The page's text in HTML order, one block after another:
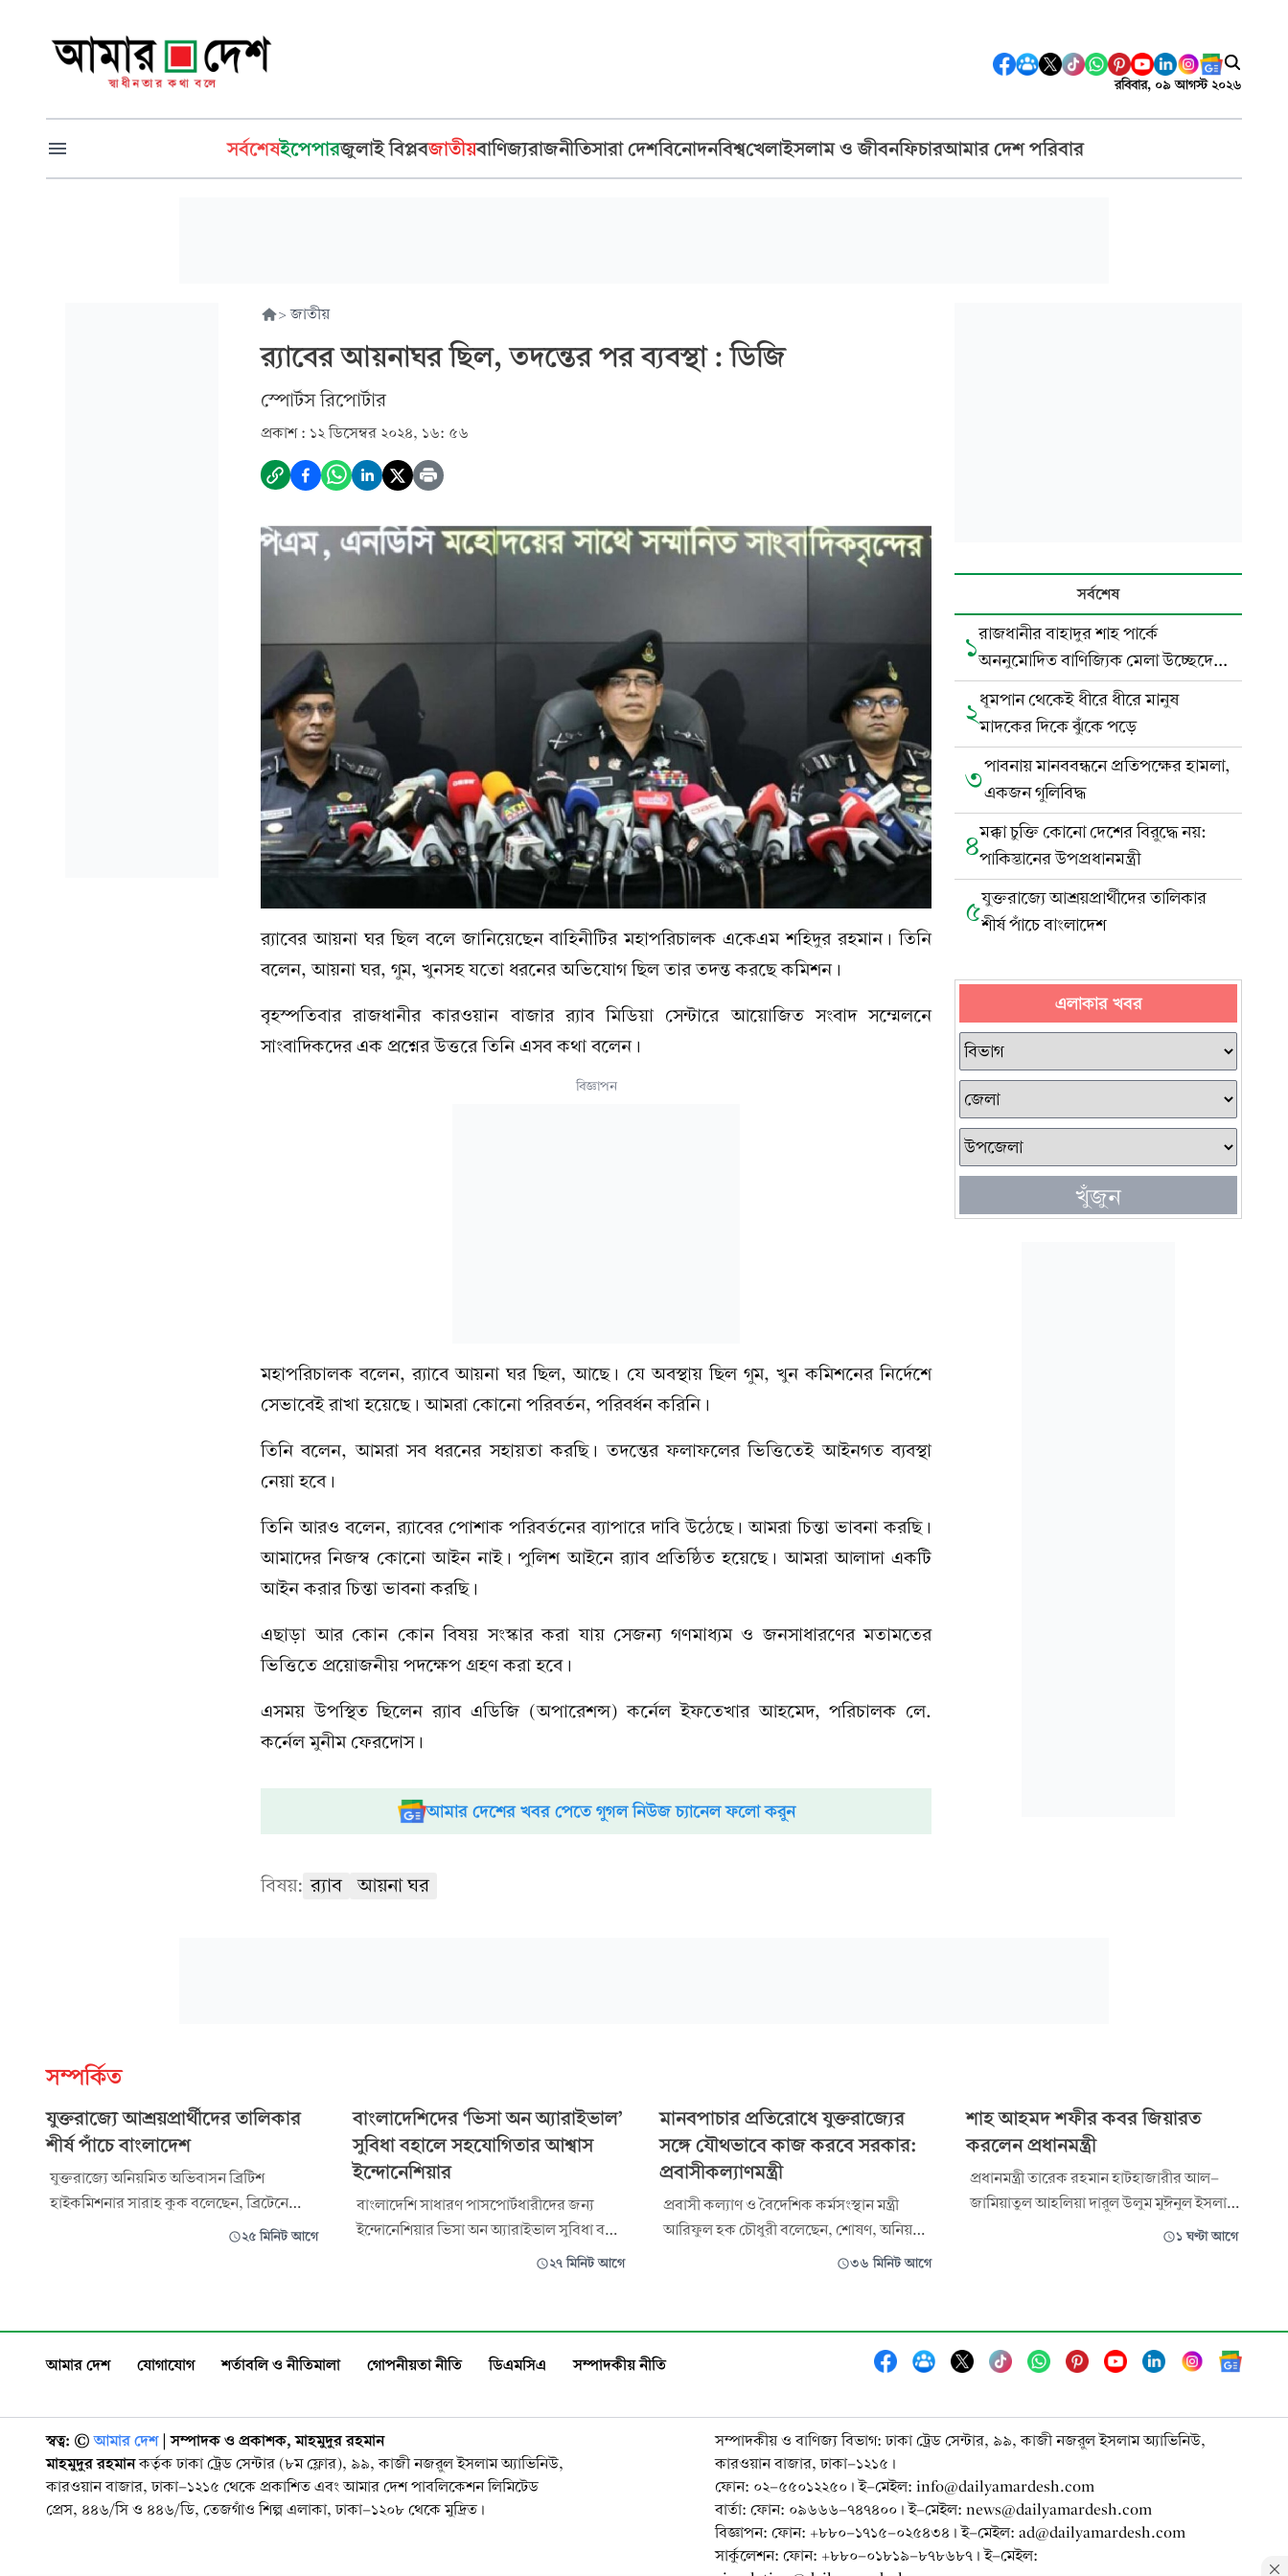
রবিবার, ০৯ আগস্ট ২০২৬
সর্বশেষইপেপারজুলাই বিপ্লবজাতীয়বাণিজ্যরাজনীতিসারা দেশবিনোদনবিশ্বখেলাইসলাম ও জীবনফিচারআমার দেশ পরিবার
> জাতীয়
র‍্যাবের আয়নাঘর ছিল, তদন্তের পর ব্যবস্থা : ডিজি
স্পোর্টস রিপোর্টার
প্রকাশ : ১২ ডিসেম্বর ২০২৪, ১৬: ৫৬
র‍্যাবের আয়না ঘর ছিল বলে জানিয়েছেন বাহিনীটির মহাপরিচালক একেএম শহিদুর রহমান। তিনি
বলেন, আয়না ঘর, গুম, খুনসহ যতো ধরনের অভিযোগ ছিল তার তদন্ত করছে কমিশন।
বৃহস্পতিবার রাজধানীর কারওয়ান বাজার র‍্যাব মিডিয়া সেন্টারে আয়োজিত সংবাদ সম্মেলনে
সাংবাদিকদের এক প্রশ্নের উত্তরে তিনি এসব কথা বলেন।
বিজ্ঞাপন
মহাপরিচালক বলেন, র‍্যাবে আয়না ঘর ছিল, আছে। যে অবস্থায় ছিল গুম, খুন কমিশনের নির্দেশে
সেভাবেই রাখা হয়েছে। আমরা কোনো পরিবর্তন, পরিবর্ধন করিনি।
তিনি বলেন, আমরা সব ধরনের সহায়তা করছি। তদন্তের ফলাফলের ভিত্তিতেই আইনগত ব্যবস্থা
নেয়া হবে।
তিনি আরও বলেন, র‍্যাবের পোশাক পরিবর্তনের ব্যাপারে দাবি উঠেছে। আমরা চিন্তা ভাবনা করছি।
আমাদের নিজস্ব কোনো আইন নাই। পুলিশ আইনে র‍্যাব প্রতিষ্ঠিত হয়েছে। আমরা আলাদা একটি
আইন করার চিন্তা ভাবনা করছি।
এছাড়া আর কোন কোন বিষয় সংস্কার করা যায় সেজন্য গণমাধ্যম ও জনসাধারণের মতামতের
ভিত্তিতে প্রয়োজনীয় পদক্ষেপ গ্রহণ করা হবে।
এসময় উপস্থিত ছিলেন র‍্যাব এডিজি (অপারেশন্স) কর্নেল ইফতেখার আহমেদ, পরিচালক লে.
কর্নেল মুনীম ফেরদোস।
আমার দেশের খবর পেতে গুগল নিউজ চ্যানেল ফলো করুন
বিষয়: র‍্যাব আয়না ঘর
সর্বশেষ
১রাজধানীর বাহাদুর শাহ পার্কে
অননুমোদিত বাণিজ্যিক মেলা উচ্ছেদের
নির্দেশ
২ধূমপান থেকেই ধীরে ধীরে মানুষ
মাদকের দিকে ঝুঁকে পড়ে
৩পাবনায় মানববন্ধনে প্রতিপক্ষের হামলা,
একজন গুলিবিদ্ধ
৪মক্কা চুক্তি কোনো দেশের বিরুদ্ধে নয়:
পাকিস্তানের উপপ্রধানমন্ত্রী
৫যুক্তরাজ্যে আশ্রয়প্রার্থীদের তালিকার
শীর্ষ পাঁচে বাংলাদেশ
এলাকার খবর
খুঁজুন
সম্পর্কিত
যুক্তরাজ্যে আশ্রয়প্রার্থীদের তালিকার
শীর্ষ পাঁচে বাংলাদেশ
যুক্তরাজ্যে অনিয়মিত অভিবাসন ব্রিটিশ
হাইকমিশনার সারাহ কুক বলেছেন, ব্রিটেনে
আশ্রয়প্রার্থীদের বিষয়ে সেদেশের সরকার ও
রোববার প্রবাসী কল্যাণ ও বৈদেশিক কর্মসংস্থান
২৫ মিনিট আগে
বাংলাদেশিদের ‘ভিসা অন অ্যারাইভাল’
সুবিধা বহালে সহযোগিতার আশ্বাস
ইন্দোনেশিয়ার
বাংলাদেশি সাধারণ পাসপোর্টধারীদের জন্য
ইন্দোনেশিয়ার ভিসা অন অ্যারাইভাল সুবিধা বহাল
রাখতে সহযোগিতার আশ্বাস দিয়েছেন বাংলাদেশে
ও পর্যটনমন্ত্রী আফরোজা খানম ও প্রতিমন্ত্রী এম
রশিদুজ্জামান মিল্লাতের স
২৭ মিনিট আগে
মানবপাচার প্রতিরোধে যুক্তরাজ্যের
সঙ্গে যৌথভাবে কাজ করবে সরকার:
প্রবাসীকল্যাণমন্ত্রী
প্রবাসী কল্যাণ ও বৈদেশিক কর্মসংস্থান মন্ত্রী
আরিফুল হক চৌধুরী বলেছেন, শোষণ, অনিয়মিত
অভিবাসন এবং মানবপাচার প্রতিরোধে
মানব সম্পদ তৈরি, নিরাপদ ও মানসম্পন্ন
কর্মসংস্থান এবং অভিবাসী কর্মীদের অধিকার, মর
৩৬ মিনিট আগে
শাহ আহমদ শফীর কবর জিয়ারত
করলেন প্রধানমন্ত্রী
প্রধানমন্ত্রী তারেক রহমান হাটহাজারীর আল-
জামিয়াতুল আহলিয়া দারুল উলুম মুঈনুল ইসলাম
মাদ্রাসায় হেফাজতে ইসলামের প্রয়াত আমির
আল্লামা শাহ আহমদ শফীর (রহ.) কবর জিয়ারত
করেন প
১ ঘণ্টা আগে
আমার দেশ যোগাযোগ শর্তাবলি ও নীতিমালা গোপনীয়তা নীতি ডিএমসিএ সম্পাদকীয় নীতি
স্বত্ব: ©️ আমার দেশ| সম্পাদক ও প্রকাশক, মাহমুদুর রহমান
মাহমুদুর রহমানকর্তৃক ঢাকা ট্রেড সেন্টার (৮ম ফ্লোর), ৯৯, কাজী নজরুল ইসলাম অ্যাভিনিউ,
কারওয়ান বাজার, ঢাকা-১২১৫ থেকে প্রকাশিত এবং আমার দেশ পাবলিকেশন লিমিটেড
প্রেস, ৪৪৬/সি ও ৪৪৬/ডি, তেজগাঁও শিল্প এলাকা, ঢাকা-১২০৮ থেকে মুদ্রিত।
সম্পাদকীয় ও বাণিজ্য বিভাগ: ঢাকা ট্রেড সেন্টার, ৯৯, কাজী নজরুল ইসলাম অ্যাভিনিউ,
কারওয়ান বাজার, ঢাকা-১২১৫।
ফোন: ০২-৫৫০১২২৫০। ই-মেইল: info@dailyamardesh.com
বার্তা: ফোন: ০৯৬৬৬-৭৪৭৪০০। ই-মেইল: news@dailyamardesh.com
বিজ্ঞাপন: ফোন: +৮৮০-১৭১৫-০২৫৪৩৪ । ই-মেইল: ad@dailyamardesh.com
সার্কুলেশন: ফোন: +৮৮০-০১৮১৯-৮৭৮৬৮৭ । ই-মেইল: